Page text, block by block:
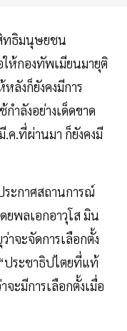
ทธิมนุษยชน
ห้กองทัพเมียนมายุติ
ลังก็ยังคงมีการ
ำลังอย่างเด็ดขาด
ค.ที่ผ่านมา ก็ยังคงมี
ะกาศสถานการณ์
ยพลเอกอาวุโส มิน
าจะจัดการเลือกตั้ง
ประชาธิปไตยที่แท้
จะมีการเลือกตั้งเมื่อ